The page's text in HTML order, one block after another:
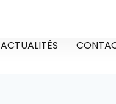
ACTUALITÉS